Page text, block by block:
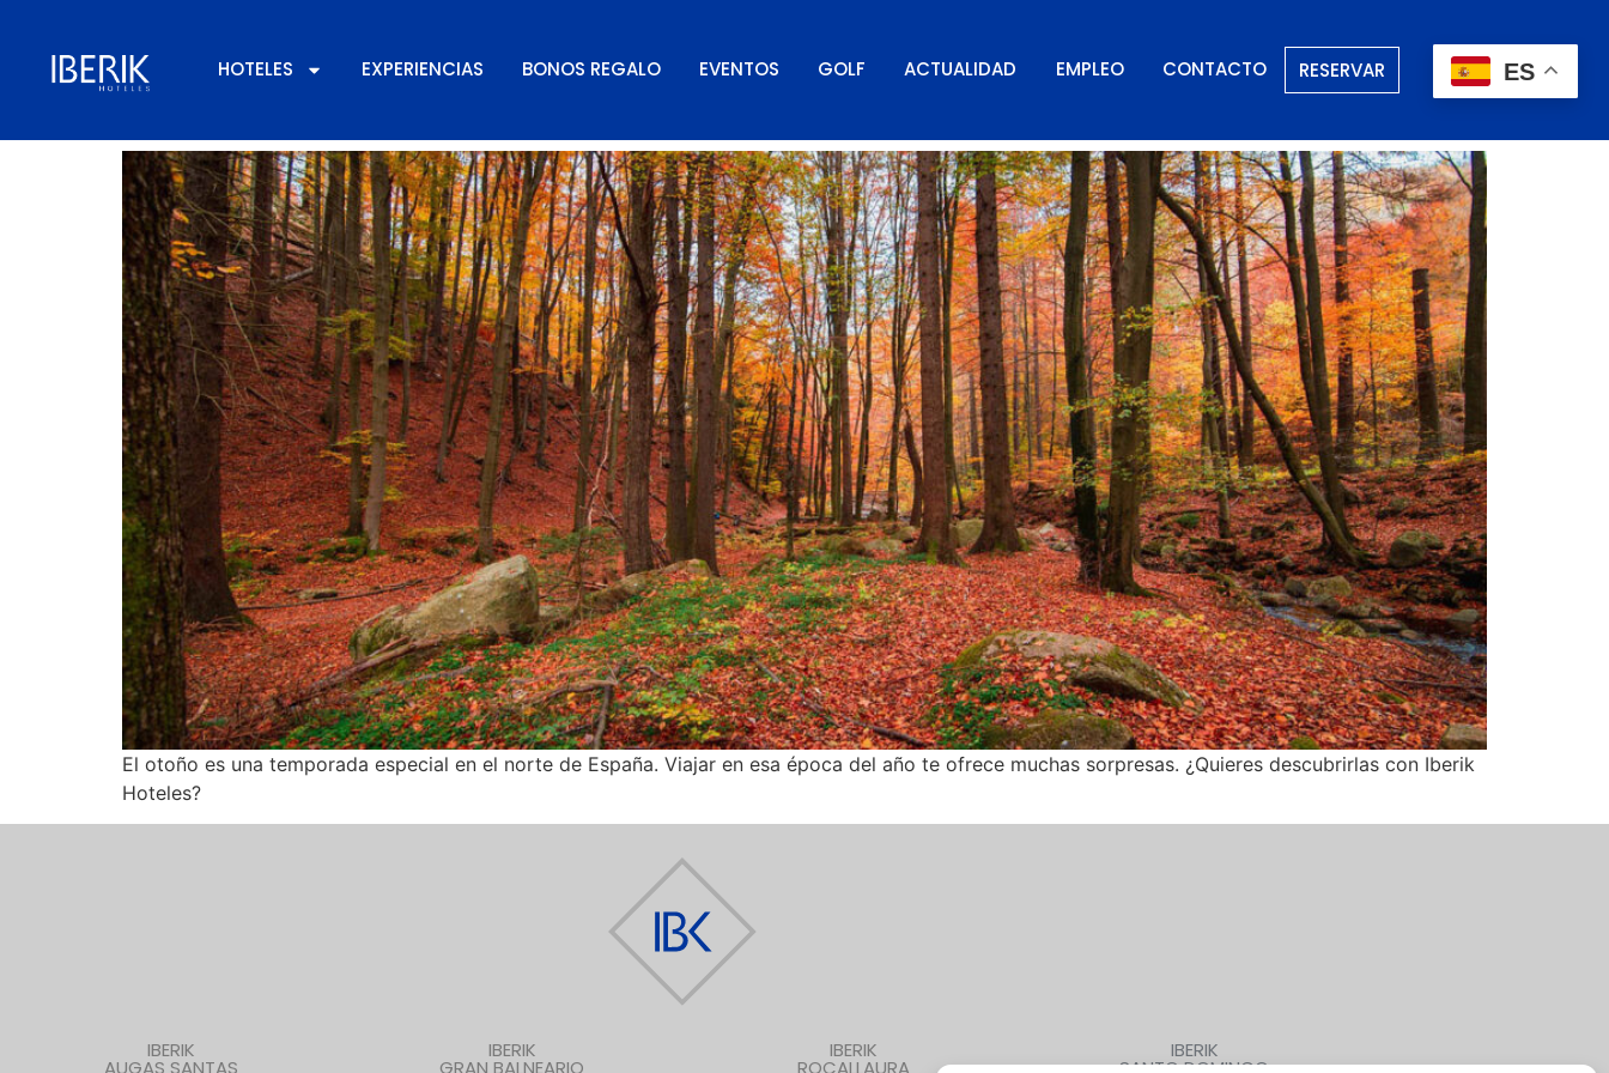
HOTELES EXPERIENCIAS BONOS REGALO EVENTOS GOLF ACTUALIDAD EMPLEO CONTACTO RESERVAR ES
Vacaciones en otoño con Iberik
El otoño es una temporada especial en el norte de España. Viajar en esa época del año te ofrece muchas sorpresas. ¿Quieres descubrirlas con Iberik
Hoteles?
IBERIK
AUGAS SANTAS
IBERIK
GRAN BALNEARIO
IBERIK
ROCALLAURA
IBERIK
SANTO DOMINGO